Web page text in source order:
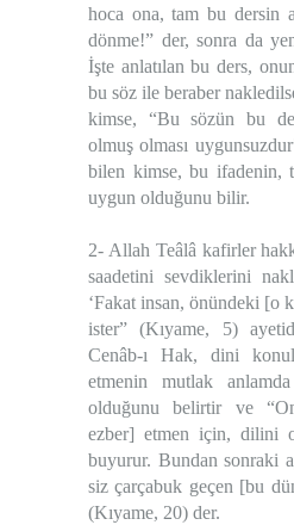
hoca ona, tam bu dersin
dönme!” der, sonra da
İşte anlatılan bu ders,
bu söz ile beraber
kimse, “Bu sözün bu
olmuş olması
bilen kimse, bu ifadenin,
uygun olduğunu bilir.
2- Allah Teâlâ kafirler
saadetini sevdiklerini
‘Fakat insan, önündeki [o
ister” (Kıyame, 5)
Cenâb-ı Hak, dini
etmenin mutlak
olduğunu belirtir ve
ezber] etmen için, dilini
buyurur. Bundan sonraki
siz çarçabuk geçen [bu
(Kıyame, 20) der.